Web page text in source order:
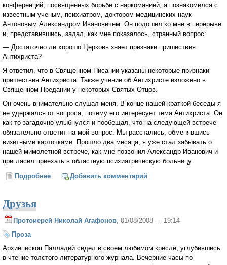
конференций, посвященных борьбе с наркоманией, я познакомился с
известным ученым, психиатром, доктором медицинских наук
Антоновым Александром Ивановичем. Он подошел ко мне в перерыве
и, представившись, задал, как мне показалось, странный вопрос:
— Достаточно ли хорошо Церковь знает признаки пришествия
Антихриста?
Я ответил, что в Священном Писании указаны некоторые признаки
пришествия Антихриста. Также учение об Антихристе изложено в
Священном Предании у некоторых Святых Отцов.
Он очень внимательно слушал меня. В конце нашей краткой беседы я
не удержался от вопроса, почему его интересует тема Антихриста. Он
как-то загадочно улыбнулся и пообещал, что на следующей встрече
обязательно ответит на мой вопрос. Мы расстались, обменявшись
визитными карточками. Прошло два месяца, я уже стал забывать о
нашей мимолетной встрече, как мне позвонил Александр Иванович и
пригласил приехать в областную психиатрическую больницу.
Подробнее о Путешествие в Антимир
Добавить комментарий
Друзья
Протоиерей Николай Агафонов, 01/08/2008 — 19:14
Проза
Архиепископ Палладий сидел в своем любимом кресле, углубившись
в чтение толстого литературного журнала. Вечерние часы по